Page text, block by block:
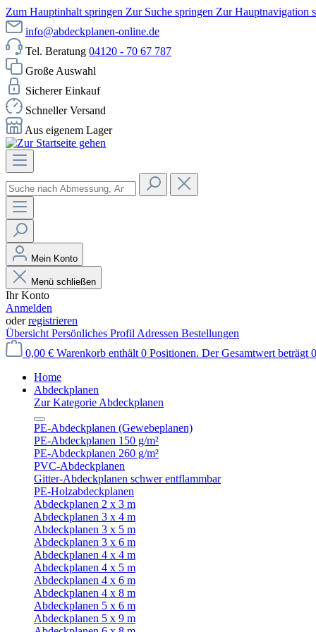
Zum Hauptinhalt springen Zur Suche springen Zur Hauptnavigation
info@abdeckplanen-online.de
Tel. Beratung 04120 - 70 67 787
Große Auswahl
Sicherer Einkauf
Schneller Versand
Aus eigenem Lager
Mein Konto
Menü schließen
Ihr Konto
Anmelden
oderregistrieren
Übersicht Persönliches Profil Adressen Bestellungen
0,00 € Warenkorb enthält 0 Positionen. Der Gesamtwert beträgt
Home
Abdeckplanen
Zur Kategorie Abdeckplanen
PE-Abdeckplanen (Gewebeplanen)
PE-Abdeckplanen 150 g/m²
PE-Abdeckplanen 260 g/m²
PVC-Abdeckplanen
Gitter-Abdeckplanen schwer entflammbar
PE-Holzabdeckplanen
Abdeckplanen 2 x 3 m
Abdeckplanen 3 x 4 m
Abdeckplanen 3 x 5 m
Abdeckplanen 3 x 6 m
Abdeckplanen 4 x 4 m
Abdeckplanen 4 x 5 m
Abdeckplanen 4 x 6 m
Abdeckplanen 4 x 8 m
Abdeckplanen 5 x 6 m
Abdeckplanen 5 x 9 m